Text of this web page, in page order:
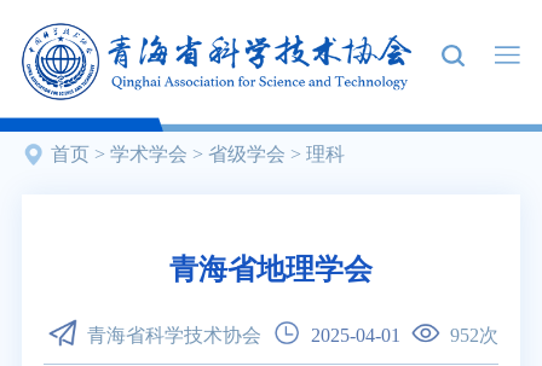
首页 > 学术学会 > 省级学会 > 理科
青海省地理学会
青海省科学技术协会 2025-04-01 952次